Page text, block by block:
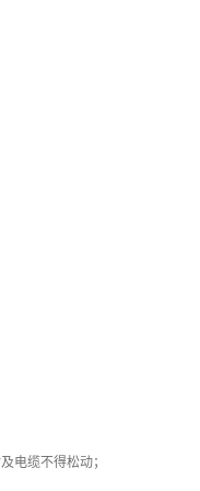
电缆不得松动；